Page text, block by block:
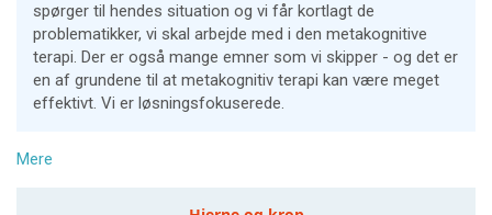
spørger til hendes situation og vi får kortlagt de
problematikker, vi skal arbejde med i den metakognitive
terapi. Der er også mange emner som vi skipper - og det er
en af grundene til at metakognitiv terapi kan være meget
effektivt. Vi er løsningsfokuserede.
Mere